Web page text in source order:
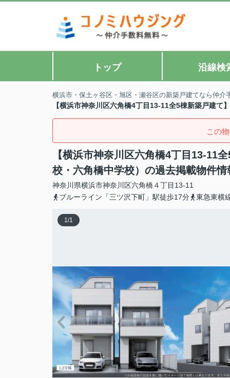
トップ 沿線検
横浜市・保土ヶ谷区・旭区・瀬谷区の新築戸建てなら仲介
【横浜市神奈川区六角橋4丁目13-11全5棟新築戸建
この
【横浜市神奈川区六角橋4丁目13-
校・六角橋中学校）の過去掲載物件情
神奈川県横浜市神奈川区六角橋４丁目13-11
ブルーライン「三ツ沢下町」駅徒歩17分
東急東横
1/1